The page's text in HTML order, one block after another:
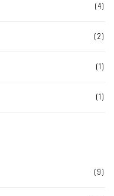
(4)
(2)
(1)
(1)
(9)